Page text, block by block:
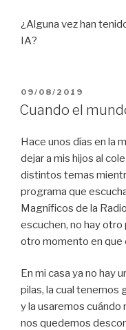
¿Alguna vez han
IA?
POSTED
ON
09/08/2019
Cuando el
Hace unos días en la
dejar a mis hijos al
distintos temas
programa que
Magníficos de la
escuchen, no hay
otro momento en que
En mi casa ya no hay
pilas, la cual tenemos
y la usaremos
nos quedemos